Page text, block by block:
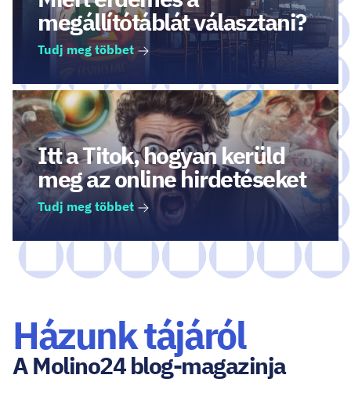
megállítótáblát választani?
Tudj meg többet
Itt a Titok, hogyan kerüld
meg az online hirdetéseket
Tudj meg többet
Házunk tájáról
A Molino24 blog-magazinja